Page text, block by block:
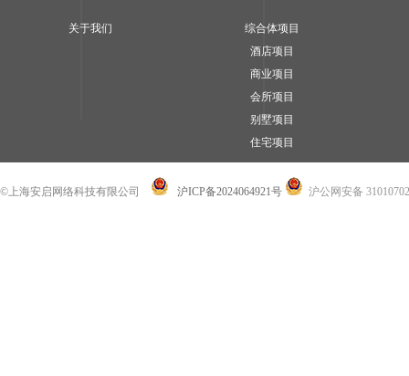
关于我们
综合体项目
酒店项目
商业项目
会所项目
别墅项目
住宅项目
©上海安启网络科技有限公司 沪ICP备2024064921号 沪公网安备